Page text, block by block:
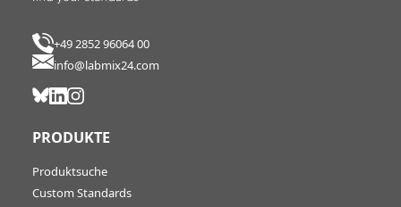
+49 2852 96064 00
info@labmix24.com
PRODUKTE
Produktsuche
Custom Standards